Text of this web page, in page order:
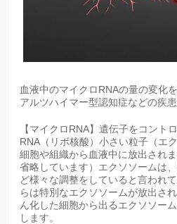
血液中のマイクロRNAの量の変化
アルツハイマー型認知症などの疾
【マイクロRNA】遺伝子をコント
RNA（リボ核酸）小さい粒子（エ
細胞や組織から血液中に放出され
省略しています）エクソソームは
ど様々な調整をしていると言われ
らは特別なエクソソームが放出さ
ん化した細胞から出るエクソソー
します。